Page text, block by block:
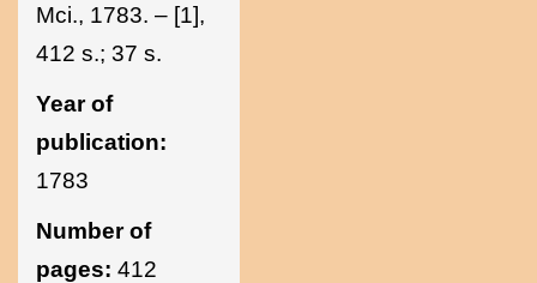
Mci., 1783. – [1],
412 s.; 37 s.
Year of
publication:
1783
Number of
pages: 412